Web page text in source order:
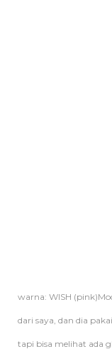
warna: WISH
dari saya, dan dia
tapi bisa melihat ada